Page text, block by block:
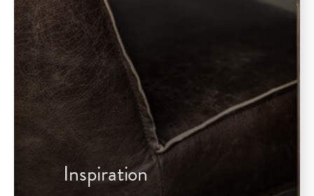
Inspiration